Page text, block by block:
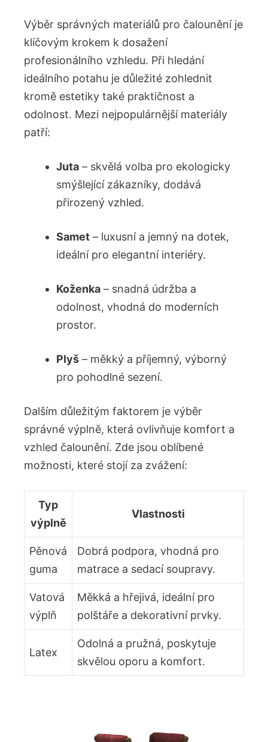
Výběr správných materiálů pro čalounění je
klíčovým krokem k dosažení
profesionálního vzhledu. Při hledání
ideálního potahu je důležité zohlednit
kromě estetiky také praktičnost a
odolnost. Mezi nejpopulárnější materiály
patří:
Juta – skvělá volba pro ekologicky
smýšlející zákazníky, dodává
přirozený vzhled.
Samet – luxusní a jemný na dotek,
ideální pro elegantní interiéry.
Koženka – snadná údržba a
odolnost, vhodná do moderních
prostor.
Plyš – měkký a příjemný, výborný
pro pohodlné sezení.
Dalším důležitým faktorem je výběr
správné výplně, která ovlivňuje komfort a
vzhled čalounění. Zde jsou oblíbené
možnosti, které stojí za zvážení:
Typ
výplně
Vlastnosti
Pěnová
guma
Dobrá podpora, vhodná pro
matrace a sedací soupravy.
Vatová
výplň
Měkká a hřejivá, ideální pro
polštáře a dekorativní prvky.
Latex
Odolná a pružná, poskytuje
skvělou oporu a komfort.